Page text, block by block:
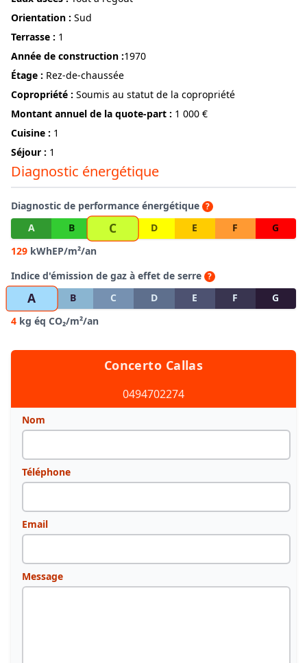
Orientation : Sud
terrasse : 1
année de construction :1970
étage : Rez-de-chaussée
Copropriété : Soumis au statut de la copropriété
Montant annuel de la quote-part : 1 000 €
Cuisine : 1
Séjour : 1
Diagnostic énergétique
Diagnostic de performance énergétique ?
A B C D E F
G
129 kWhEP/m²/an
Indice d'émission de gaz à effet de serre ?
A B C D E F
G
4 kg éq CO₂/m²/an
Concerto Callas
0494702274
Nom
Téléphone
Email
Message